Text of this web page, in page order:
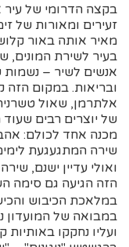
בקצה הדרומי של
זעירים ומאורות של
מאיר אותה באור
בעיר לשירת המונים,
אנשים לשיר – נשמות
ובריאות. במקום הזה
אלתרמן, שאול
של יוצרים רבים שעוד
מכנה אחד לכולם:
שירה המתגעגעת
ואולי עדיין
הזה הגיעה גם סימה
במלאכת הכיבוש
במבואה של המועדון
ועליו נחקקו